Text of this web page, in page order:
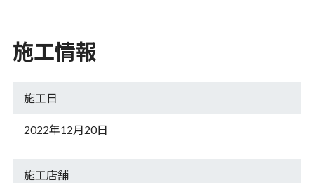
施工情報
施工日
2022年12月20日
施工店舗